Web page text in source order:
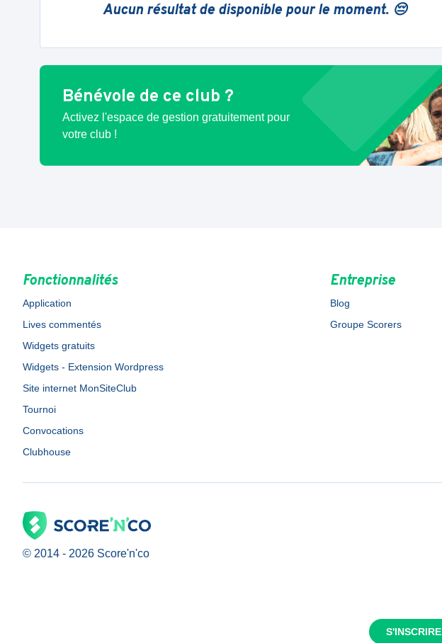
S'INSCRIRE
Aucun résultat de disponible pour le moment. 😔
Bénévole de ce club ?
Activez l'espace de gestion gratuitement pour
votre club !
Fonctionnalités
Application
Lives commentés
Widgets gratuits
Widgets - Extension Wordpress
Site internet MonSiteClub
Tournoi
Convocations
Clubhouse
Entreprise
Blog
Groupe Scorers
© 2014 - 2026 Score'n'co